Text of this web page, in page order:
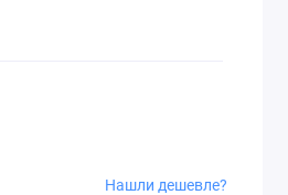
Нашли дешевле?